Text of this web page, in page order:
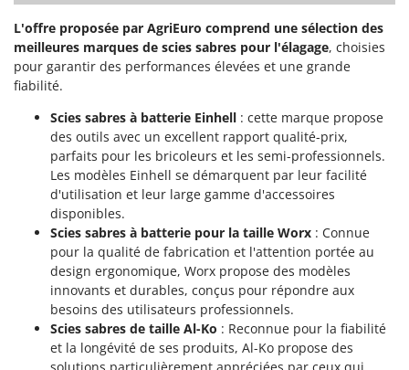
L'offre proposée par AgriEuro comprend une sélection des
meilleures marques de scies sabres pour l'élagage, choisies
pour garantir des performances élevées et une grande
fiabilité.
Scies sabres à batterie Einhell : cette marque propose
des outils avec un excellent rapport qualité-prix,
parfaits pour les bricoleurs et les semi-professionnels.
Les modèles Einhell se démarquent par leur facilité
d'utilisation et leur large gamme d'accessoires
disponibles.
Scies sabres à batterie pour la taille Worx : Connue
pour la qualité de fabrication et l'attention portée au
design ergonomique, Worx propose des modèles
innovants et durables, conçus pour répondre aux
besoins des utilisateurs professionnels.
Scies sabres de taille Al-Ko : Reconnue pour la fiabilité
et la longévité de ses produits, Al-Ko propose des